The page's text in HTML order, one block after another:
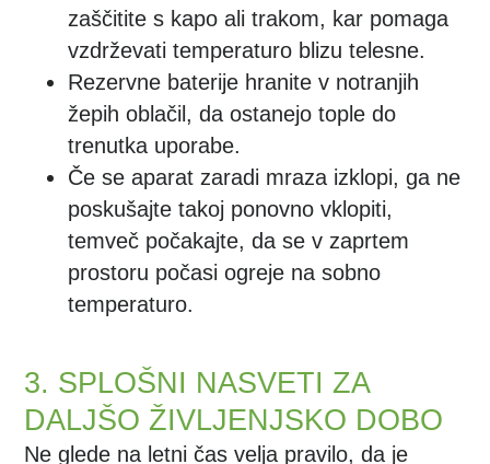
zaščitite s kapo ali trakom, kar pomaga
vzdrževati temperaturo blizu telesne.
Rezervne baterije hranite v notranjih
žepih oblačil, da ostanejo tople do
trenutka uporabe.
Če se aparat zaradi mraza izklopi, ga ne
poskušajte takoj ponovno vklopiti,
temveč počakajte, da se v zaprtem
prostoru počasi ogreje na sobno
temperaturo.
3. SPLOŠNI NASVETI ZA
DALJŠO ŽIVLJENJSKO DOBO
Ne glede na letni čas velja pravilo, da je